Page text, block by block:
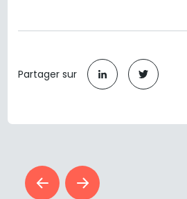
Partager sur